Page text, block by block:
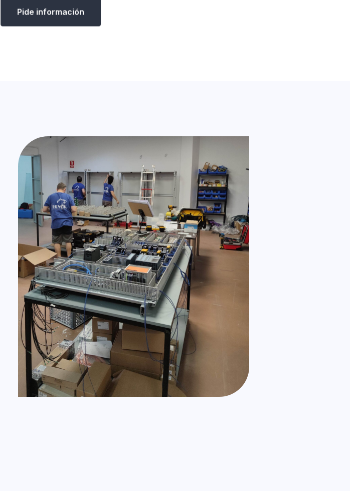
Pide información